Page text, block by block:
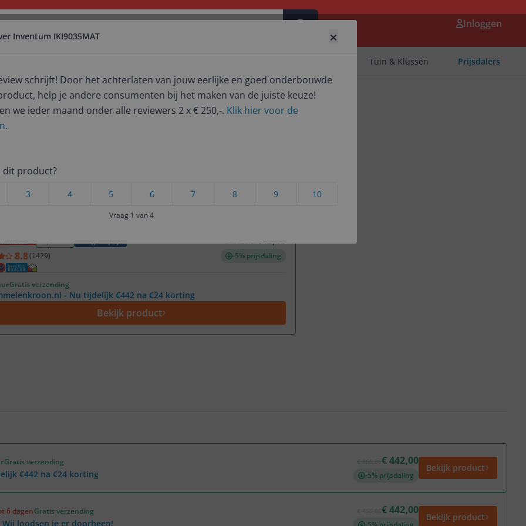
Er zijn geen categorieën gevonden.
Inloggen
Tuin & Klussen Prijsdalers
€ 442,00
8.8(1429) -5% prijsdaling
Gratis verzending
- Nu tijdelijk €442 na €24 korting
Bekijk product
Inventum IKI9035MAT
schrijft! Door het achterlaten van jouw eerlijke en goed onderbouwde
help je andere consumenten bij het maken van de juiste keuze!
we ieder maand onder alle reviewers 2 x € 250,-. Klik hier voor de
dit product?
10
9
8
7
6
5
4
3
Vraag 1 van 4
Gratis verzending
€442 na €24 korting
€ 442,00
-5% prijsdaling
Bekijk product
6 dagenGratis verzending
loodsen je er doorheen!
€ 442,00
Bekijk product